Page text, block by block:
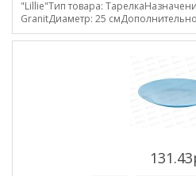
"Lillie"Тип товара:
GranitДиаметр: 25